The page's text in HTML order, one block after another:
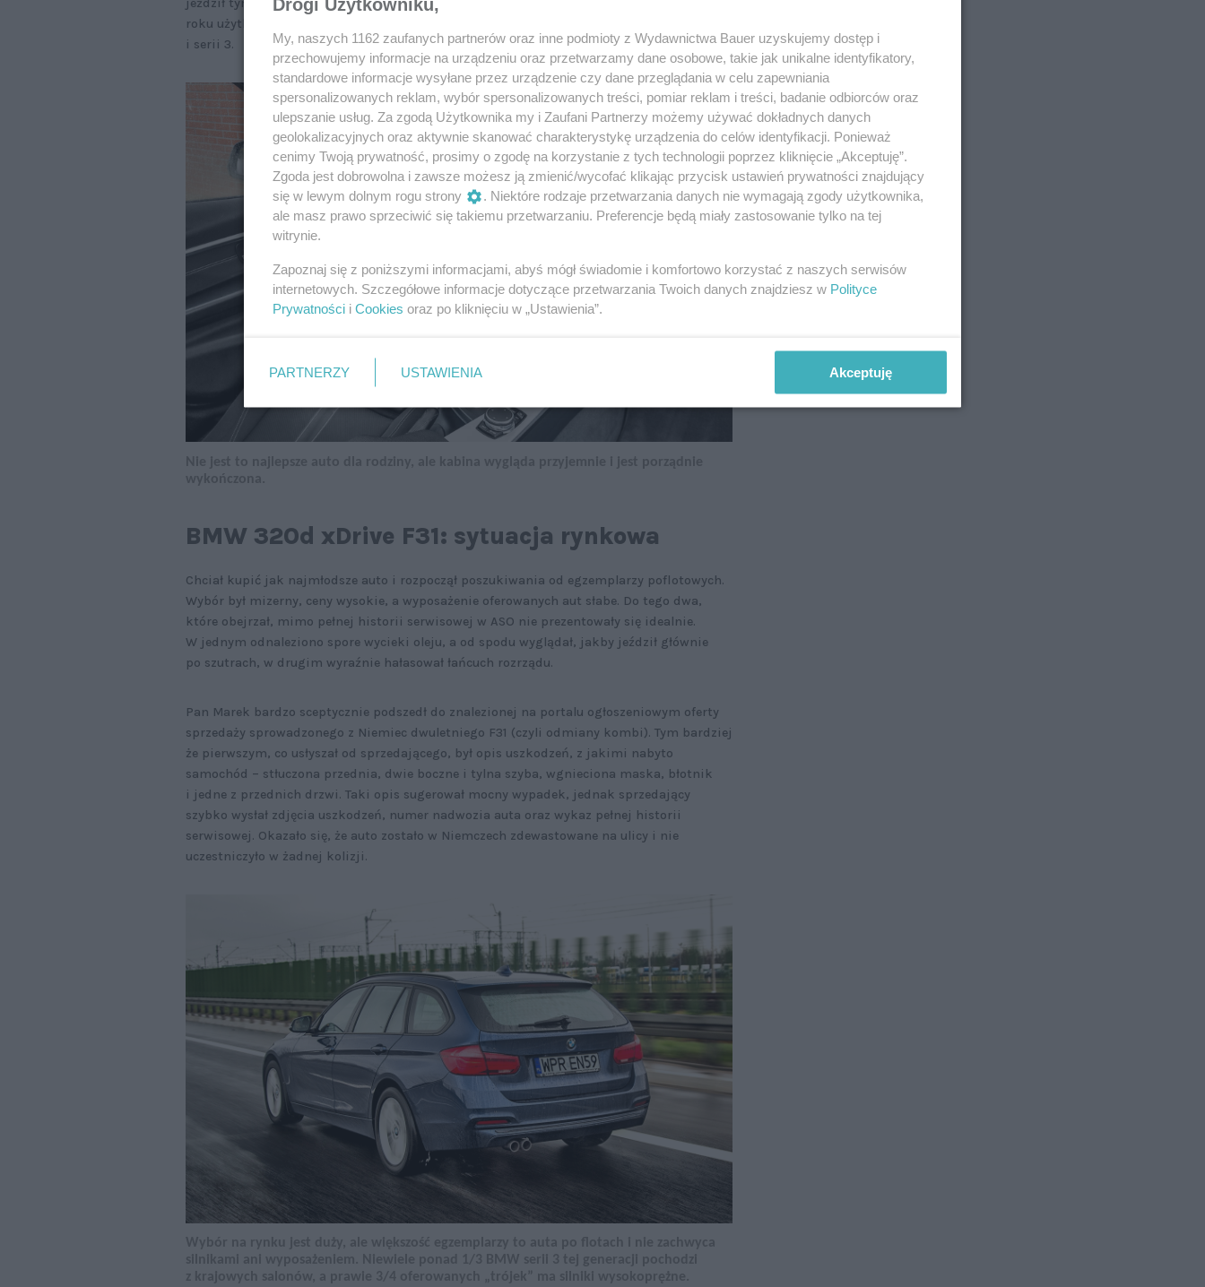
jeździł tymi autami. Posiadał wszystkie generacje serii 3 oprócz pierwszej – E21. Do 2009
roku użytkował wczesny egzemplarz E90. W 2017 postanowił wrócić do bawarskiej marki
i serii 3.
BMW 320d xDrive F31: sytuacja rynkowa
Chciał kupić jak najmłodsze auto i rozpoczął poszukiwania od egzemplarzy poflotowych.
Wybór był mizerny, ceny wysokie, a wyposażenie oferowanych aut słabe. Do tego dwa,
które obejrzał, mimo pełnej historii serwisowej w ASO nie prezentowały się idealnie.
W jednym odnaleziono spore wycieki oleju, a od spodu wyglądał, jakby jeździł głównie
po szutrach, w drugim wyraźnie hałasował łańcuch rozrządu.
Pan Marek bardzo sceptycznie podszedł do znalezionej na portalu ogłoszeniowym oferty
sprzedaży sprowadzonego z Niemiec dwuletniego F31 (czyli odmiany kombi). Tym bardziej
że pierwszym, co usłyszał od sprzedającego, był opis uszkodzeń, z jakimi nabyto
samochód – stłuczona przednia, dwie boczne i tylna szyba, wgnieciona maska, błotnik
i jedne z przednich drzwi. Taki opis sugerował mocny wypadek, jednak sprzedający
szybko wysłał zdjęcia uszkodzeń, numer nadwozia auta oraz wykaz pełnej historii
serwisowej. Okazało się, że auto zostało w Niemczech zdewastowane na ulicy i nie
uczestniczyło w żadnej kolizji.
Drogi Użytkowniku,
My, naszych 1162 zaufanych partnerów oraz inne podmioty z Wydawnictwa Bauer uzyskujemy dostęp i
przechowujemy informacje na urządzeniu oraz przetwarzamy dane osobowe, takie jak unikalne identyfikatory,
standardowe informacje wysyłane przez urządzenie czy dane przeglądania w celu zapewniania
spersonalizowanych reklam, wybór spersonalizowanych treści, pomiar reklam i treści, badanie odbiorców oraz
ulepszanie usług. Za zgodą Użytkownika my i Zaufani Partnerzy możemy używać dokładnych danych
geolokalizacyjnych oraz aktywnie skanować charakterystykę urządzenia do celów identyfikacji. Ponieważ
cenimy Twoją prywatność, prosimy o zgodę na korzystanie z tych technologii poprzez kliknięcie „Akceptuję”.
Zgoda jest dobrowolna i zawsze możesz ją zmienić/wycofać klikając przycisk ustawień prywatności znajdujący
się w lewym dolnym rogu strony
. Niektóre rodzaje przetwarzania danych nie wymagają zgody użytkownika,
ale masz prawo sprzeciwić się takiemu przetwarzaniu. Preferencje będą miały zastosowanie tylko na tej
witrynie.
Zapoznaj się z poniższymi informacjami, abyś mógł świadomie i komfortowo korzystać z naszych serwisów
internetowych. Szczegółowe informacje dotyczące przetwarzania Twoich danych znajdziesz w Polityce
Prywatności i Cookies oraz po kliknięciu w „Ustawienia”.
PARTNERZY USTAWIENIA Akceptuję